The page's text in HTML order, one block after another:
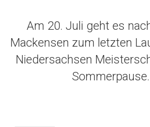
Am 20. Juli geht es
Mackensen zum letzten
Niedersachsen
Sommerpause.